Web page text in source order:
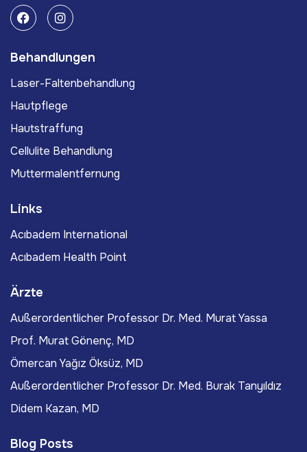
Behandlungen
Laser-Faltenbehandlung
Hautpflege
Hautstraffung
Cellulite Behandlung
Muttermalentfernung
Links
Acıbadem International
Acıbadem Health Point
Ärzte
Außerordentlicher Professor Dr. Med. Murat Yassa
Prof. Murat Gönenç, MD
Ömercan Yağız Öksüz, MD
Außerordentlicher Professor Dr. Med. Burak Tanyıldız
Didem Kazan, MD
Blog Posts